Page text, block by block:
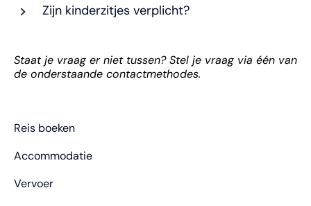
Zijn kinderzitjes verplicht?
Staat je vraag er niet tussen? Stel je vraag via één van
de onderstaande contactmethodes.
Reis boeken
Accommodatie
Vervoer